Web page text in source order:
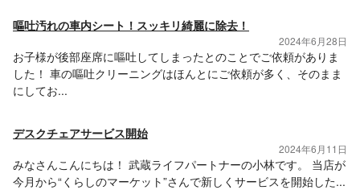
嘔吐汚れの車内シート！スッキリ綺麗に除去！
2024年6月28日
お子様が後部座席に嘔吐してしまったとのことでご依頼がありま
した！ 車の嘔吐クリーニングはほんとにご依頼が多く、そのまま
にしてお...
デスクチェアサービス開始
2024年6月11日
みなさんこんにちは！ 武蔵ライフパートナーの小林です。 当店が
今月から“くらしのマーケット”さんで新しくサービスを開始した...